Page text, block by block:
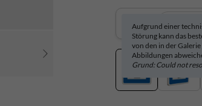
Aufgrund einer
Störung kann das
von den in der Galerie
Abbildungen
Grund: Could not
In 3D